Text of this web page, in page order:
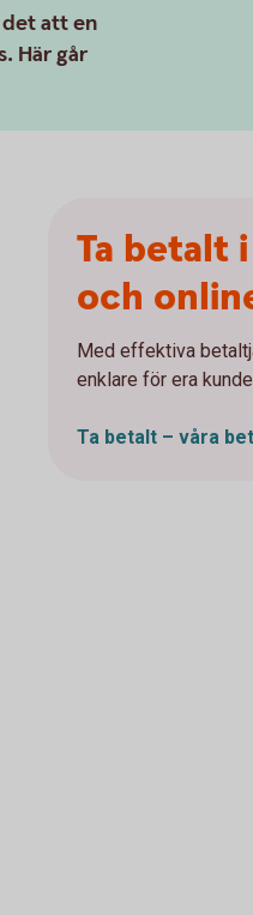
att en
Här går
Ta betalt
och
Med effektiva
enklare för era
Ta betalt – våra